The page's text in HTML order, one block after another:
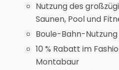
Nutzung des
Saunen, Pool und
Boule-Bahn-Nutzung
10 % Rabatt im
Montabaur